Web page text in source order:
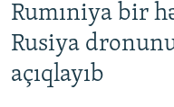
Rumıniya bir
Rusiya
açıqlayıb